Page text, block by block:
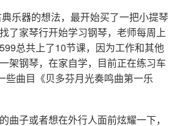
乐器的想法，最开始买了一把小提琴
了家琴行开始学习钢琴，老师每周上
总共上了10节课，因为工作和其他
架钢琴，在家自学，目前正在练习车
曲目《贝多芬月光奏鸣曲第一乐
子或者想在外行人面前炫耀一下，